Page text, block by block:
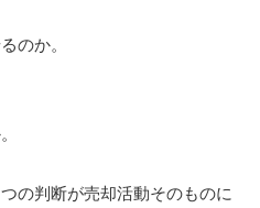
のか。
の判断が売却活動そのものに